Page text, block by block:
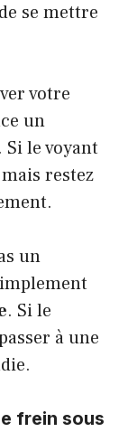
se mettre
votre
un
le voyant
mais restez
un
. Si le
à une
frein sous